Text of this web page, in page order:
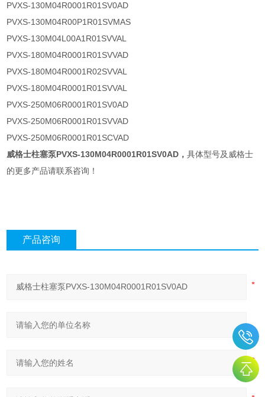
PVXS-130M04R0001R01SV0AD
PVXS-130M04R00P1R01SVMAS
PVXS-130M04L00A1R01SVVAL
PVXS-180M04R0001R01SVVAD
PVXS-180M04R0001R02SVVAL
PVXS-180M04R0001R01SVVAL
PVXS-250M06R0001R01SV0AD
PVXS-250M06R0001R01SVVAD
PVXS-250M06R0001R01SCVAD
威格士柱塞泵PVXS-130M04R0001R01SV0AD ，具体型号及威格士
的更多产品请联系咨询！
产品咨询